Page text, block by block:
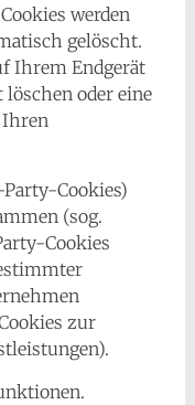
werden
gelöscht.
Ihrem Endgerät
löschen oder eine
Ihren
Cookies)
(sog.
Cookies
zur